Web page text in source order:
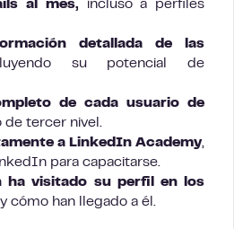
al mes, incluso a perfiles
detallada de las
su potencial de
de cada usuario de
de tercer nivel.
a LinkedIn Academy,
para capacitarse.
ha visitado su perfil en los
y cómo han llegado a él.